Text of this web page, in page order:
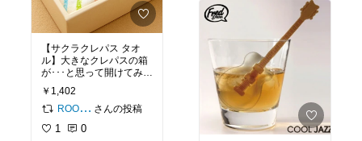
【サクラクレパス タオ
ル】大きなクレパスの箱
が･･･と思って開けてみる
と、クレパスの様なタオ
ルが入っています。お子
様がいるご家庭はもちろ
かしさで笑顔になれる、
￥1,402
ROOM編集部
さんの投稿
1 0